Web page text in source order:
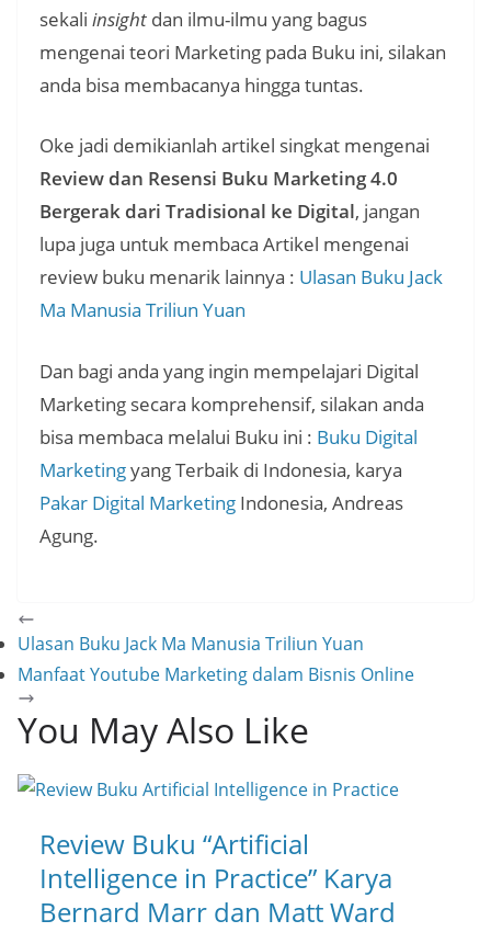
sekali insight dan ilmu-ilmu yang bagus
mengenai teori Marketing pada Buku ini, silakan
anda bisa membacanya hingga tuntas.
Oke jadi demikianlah artikel singkat mengenai
Review dan Resensi Buku Marketing 4.0
Bergerak dari Tradisional ke Digital, jangan
lupa juga untuk membaca Artikel mengenai
review buku menarik lainnya : Ulasan Buku Jack
Ma Manusia Triliun Yuan
Dan bagi anda yang ingin mempelajari Digital
Marketing secara komprehensif, silakan anda
bisa membaca melalui Buku ini : Buku Digital
Marketingyang Terbaik di Indonesia, karya
Pakar Digital Marketing Indonesia, Andreas
Agung.
Ulasan Buku Jack Ma Manusia Triliun Yuan
Manfaat Youtube Marketing dalam Bisnis Online
You May Also Like
Review Buku “Artificial
Intelligence in Practice” Karya
Bernard Marr dan Matt Ward